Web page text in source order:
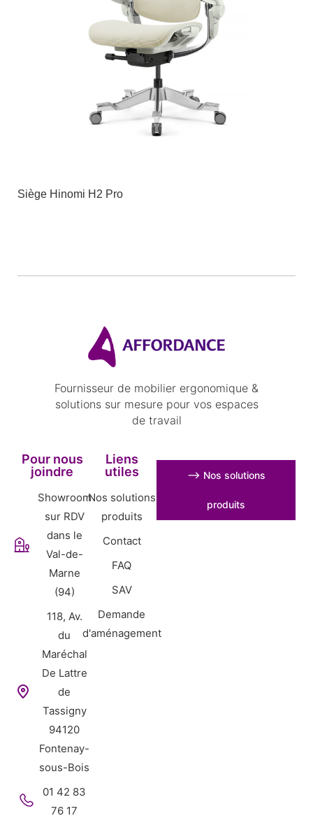
Siège Hinomi H2 Pro
Fournisseur de mobilier ergonomique &
solutions sur mesure pour vos espaces
de travail
Pour nous
joindre
Showroom
sur RDV
dans le
Val-de-
Marne
(94)
118, Av.
du
Maréchal
De Lattre
de
Tassigny
94120
Fontenay-
sous-Bois
01 42 83
76 17
Liens
utiles
Nos solutions
produits
Contact
FAQ
SAV
Demande
d'aménagement
⟶ Nos solutions
produits